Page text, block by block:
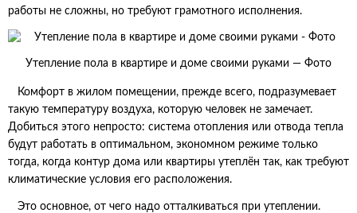
работы не сложны, но требуют грамотного исполнения.
Утепление пола в квартире и доме своими руками — Фото
Комфорт в жилом помещении, прежде всего, подразумевает
такую температуру воздуха, которую человек не замечает.
Добиться этого непросто: система отопления или отвода тепла
будут работать в оптимальном, экономном режиме только
тогда, когда контур дома или квартиры утеплён так, как требуют
климатические условия его расположения.
Это основное, от чего надо отталкиваться при утеплении.